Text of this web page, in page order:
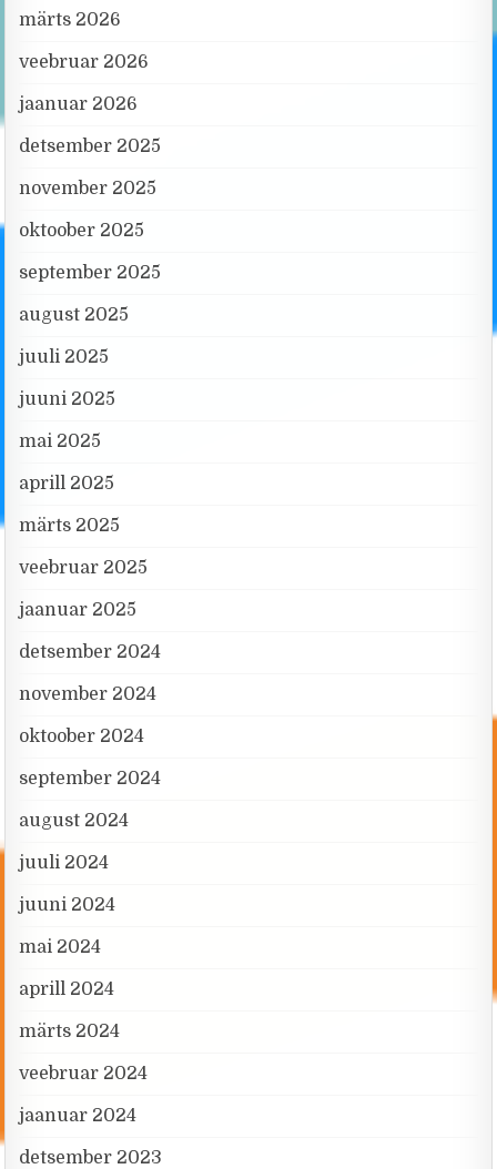
märts 2026
veebruar 2026
jaanuar 2026
detsember 2025
november 2025
oktoober 2025
september 2025
august 2025
juuli 2025
juuni 2025
mai 2025
aprill 2025
märts 2025
veebruar 2025
jaanuar 2025
detsember 2024
november 2024
oktoober 2024
september 2024
august 2024
juuli 2024
juuni 2024
mai 2024
aprill 2024
märts 2024
veebruar 2024
jaanuar 2024
detsember 2023